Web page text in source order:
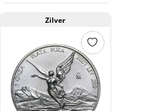
Zilver